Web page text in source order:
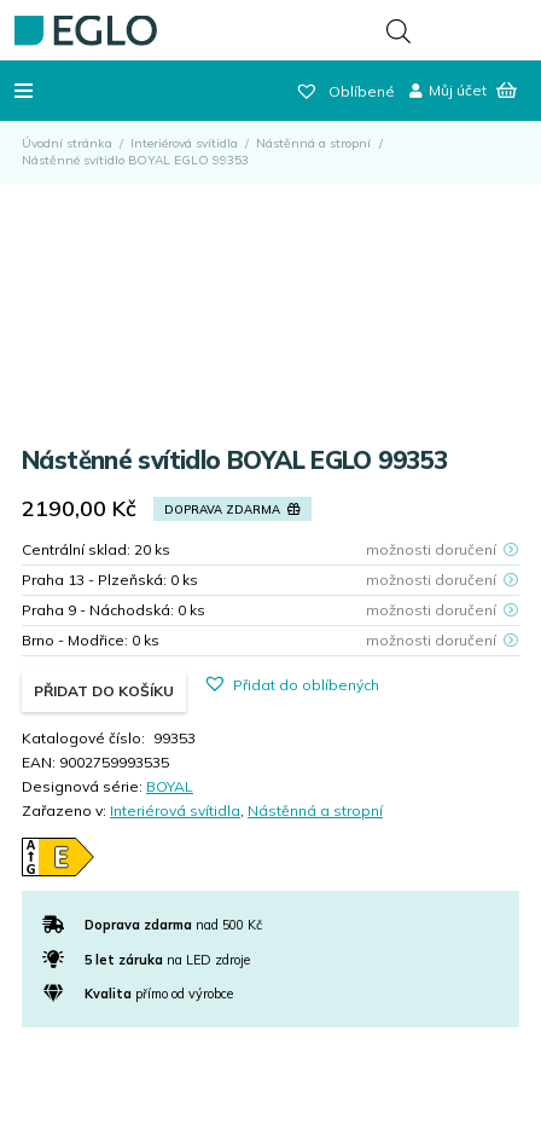
Oblíbené Můj účet
Úvodní stránka / Interiérová svítidla / Nástěnná a stropní /
Nástěnné svítidlo BOYAL EGLO 99353
Nástěnné svítidlo BOYAL EGLO 99353
2190,00 Kč DOPRAVA ZDARMA
Centrální sklad: 20 ks
možnosti doručení
Praha 13 - Plzeňská: 0 ks
možnosti doručení
Praha 9 - Náchodská: 0 ks
možnosti doručení
Brno - Modřice: 0 ks možnosti doručení
PŘIDAT DO KOŠÍKU Přidat do oblíbených
Katalogové číslo: 99353
EAN: 9002759993535
Designová série: BOYAL
Zařazeno v: Interiérová svítidla, Nástěnná a stropní
Doprava zdarma nad 500 Kč
5 let zárukana LED zdroje
Kvalitapřímo od výrobce